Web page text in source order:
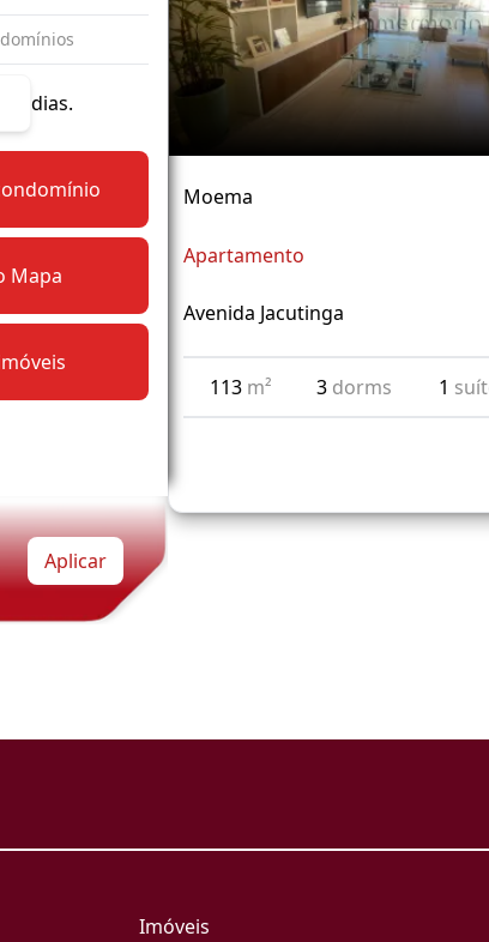
dias.
Mapa
Aplicar
Moema
Apartamento
Avenida Jacutinga
113 m² 3 dorms 1
Imóveis